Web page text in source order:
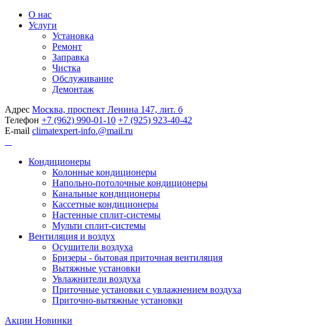
О нас
Услуги
Установка
Ремонт
Заправка
Чистка
Обслуживание
Демонтаж
Адрес Москва, проспект Ленина 147, лит. б
Телефон +7 (962) 990-01-10 +7 (925) 923-40-42
E-mail climatexpert-info.@mail.ru
Кондиционеры
Колонные кондиционеры
Напольно-потолочные кондиционеры
Канальные кондиционеры
Кассетные кондиционеры
Настенные сплит-системы
Мульти сплит-системы
Вентиляция и воздух
Осушители воздуха
Бризеры - бытовая приточная вентиляция
Вытяжные установки
Увлажнители воздуха
Приточные установки с увлажнением воздуха
Приточно-вытяжные установки
Акции Новинки